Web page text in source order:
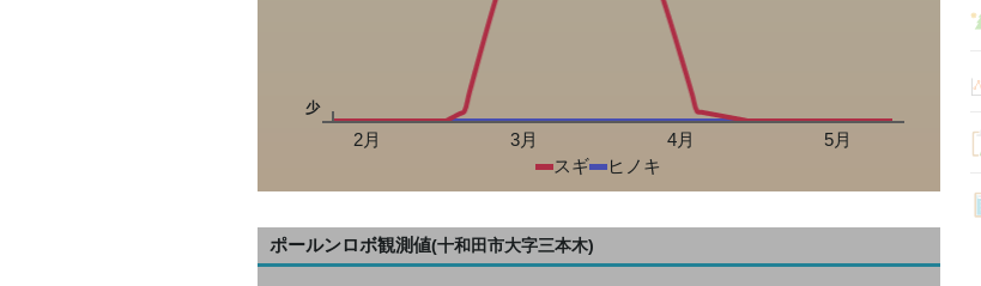
少
2月 3月 4月
5月
スギ
ヒノキ
ポールンロボ観測値(十和田市大字三本木)